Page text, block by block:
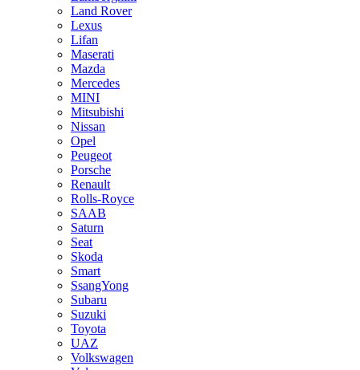
Land Rover
Lexus
Lifan
Maserati
Mazda
Mercedes
MINI
Mitsubishi
Nissan
Opel
Peugeot
Porsche
Renault
Rolls-Royce
SAAB
Saturn
Seat
Skoda
Smart
SsangYong
Subaru
Suzuki
Toyota
UAZ
Volkswagen